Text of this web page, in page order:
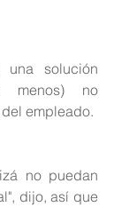
una solución
menos) no
empleado.
no puedan
dijo, así que